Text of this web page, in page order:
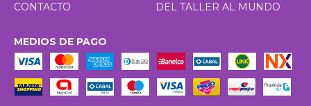
CONTACTO DEL TALLER AL MUNDO
MEDIOS DE PAGO